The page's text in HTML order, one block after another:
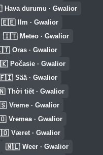
Hava durumu · Gwalior
🇪🇪 Ilm · Gwalior
🇮🇹 Meteo · Gwalior
Oras · Gwalior
Počasie · Gwalior
Sää · Gwalior
Thời tiết · Gwalior
Vreme · Gwalior
Vremea · Gwalior
Været · Gwalior
🇳🇱 Weer · Gwalior